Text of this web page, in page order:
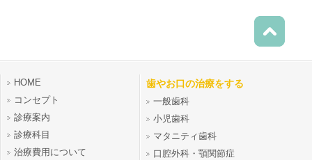
HOME
コンセプト
診療案内
診療科目
治療費用について
歯やお口の治療をする
一般歯科
小児歯科
マタニティ歯科
口腔外科・顎関節症